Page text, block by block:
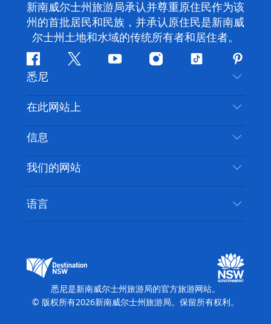
新南威尔士州旅游局承认并尊重原住民作为该
州的首批居民和民族，并承认原住民是新南威
尔士州土地和水域的传统所有者和居住者。
Facebook叽
喳
喳
YouTubeInstagram
抖
悉尼
联系我们
免责声明
隐私
Cookie 通知
在此网站上
目的地
推荐活动
新南威尔士州公路旅行
活动
住宿
信息
旅行信息
无障碍悉尼
列出您的业务
我们的网站
新南威尔士州旅游局媒体中心
缤纷悉尼灯光音乐节
语言
悉尼是新南威尔士州旅游局的官方旅游网站。
© 版权所有2026新南威尔士州旅游局。保留所有权利。